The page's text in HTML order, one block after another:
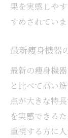
果を実感しや
すめされていま
最新痩身機器
最新の痩身機
と比べて高い
点が大きな特
を実感できる
重視する方に人